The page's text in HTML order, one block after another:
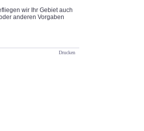
wir Ihr Gebiet auch
anderen Vorgaben
Drucken